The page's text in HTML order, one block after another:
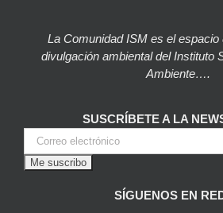
La Comunidad ISM es el
divulgación ambiental del Instituto
Ambiente….
SUSCRÍBETE A LA
SÍGUENOS EN